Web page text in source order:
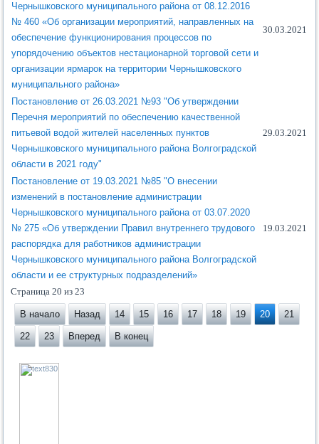
Чернышковского муниципального района от 08.12.2016
№ 460 «Об организации мероприятий, направленных на
обеспечение функционирования процессов по
упорядочению объектов нестационарной торговой сети и
организации ярмарок на территории Чернышковского
муниципального района»
30.03.2021
Постановление от 26.03.2021 №93 "Об утверждении
Перечня мероприятий по обеспечению качественной
питьевой водой жителей населенных пунктов
Чернышковского муниципального района Волгоградской
области в 2021 году"
29.03.2021
Постановление от 19.03.2021 №85 "О внесении
изменений в постановление администрации
Чернышковского муниципального района от 03.07.2020
№ 275 «Об утверждении Правил внутреннего трудового
распорядка для работников администрации
Чернышковского муниципального района Волгоградской
области и ее структурных подразделений»
19.03.2021
Страница 20 из 23
В начало Назад 14 15 16 17 18 19 20 21
22 23 Вперед В конец